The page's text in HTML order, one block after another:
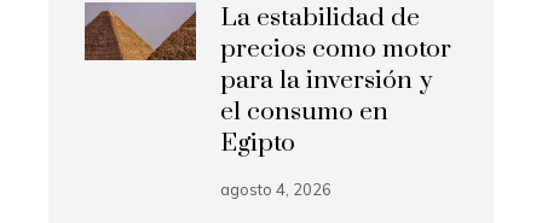
La estabilidad de
precios como motor
para la inversión y
el consumo en
Egipto
agosto 4, 2026